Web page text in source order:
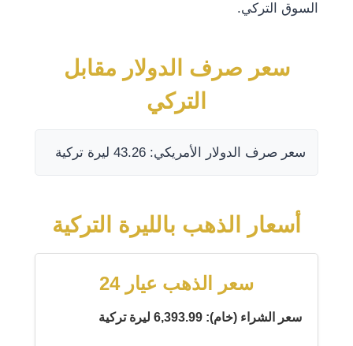
السوق التركي.
سعر صرف الدولار مقابل
التركي
سعر صرف الدولار الأمريكي: 43.26 ليرة تركية
أسعار الذهب بالليرة التركية
سعر الذهب عيار 24
سعر الشراء (خام): 6,393.99 ليرة تركية